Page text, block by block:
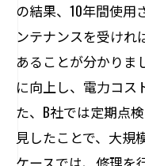
の結果、10年間使用
ンテナンスを受けれ
あることが分かりま
に向上し、電力コス
た、B社では定期点
見したことで、大規